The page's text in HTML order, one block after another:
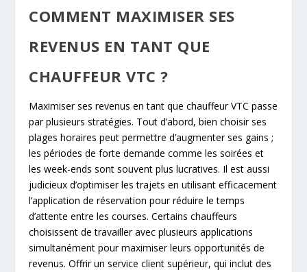
COMMENT MAXIMISER SES
REVENUS EN TANT QUE
CHAUFFEUR VTC ?
Maximiser ses revenus en tant que chauffeur VTC passe
par plusieurs stratégies. Tout d’abord, bien choisir ses
plages horaires peut permettre d’augmenter ses gains ;
les périodes de forte demande comme les soirées et
les week-ends sont souvent plus lucratives. Il est aussi
judicieux d’optimiser les trajets en utilisant efficacement
l’application de réservation pour réduire le temps
d’attente entre les courses. Certains chauffeurs
choisissent de travailler avec plusieurs applications
simultanément pour maximiser leurs opportunités de
revenus. Offrir un service client supérieur, qui inclut des